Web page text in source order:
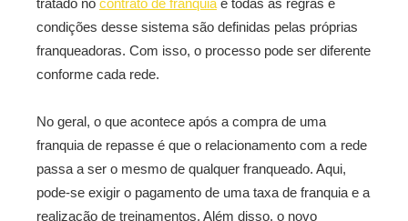
tratado no contrato de franquia e todas as regras e
condições desse sistema são definidas pelas próprias
franqueadoras. Com isso, o processo pode ser diferente
conforme cada rede.
No geral, o que acontece após a compra de uma
franquia de repasse é que o relacionamento com a rede
passa a ser o mesmo de qualquer franqueado. Aqui,
pode-se exigir o pagamento de uma taxa de franquia e a
realização de treinamentos. Além disso, o novo